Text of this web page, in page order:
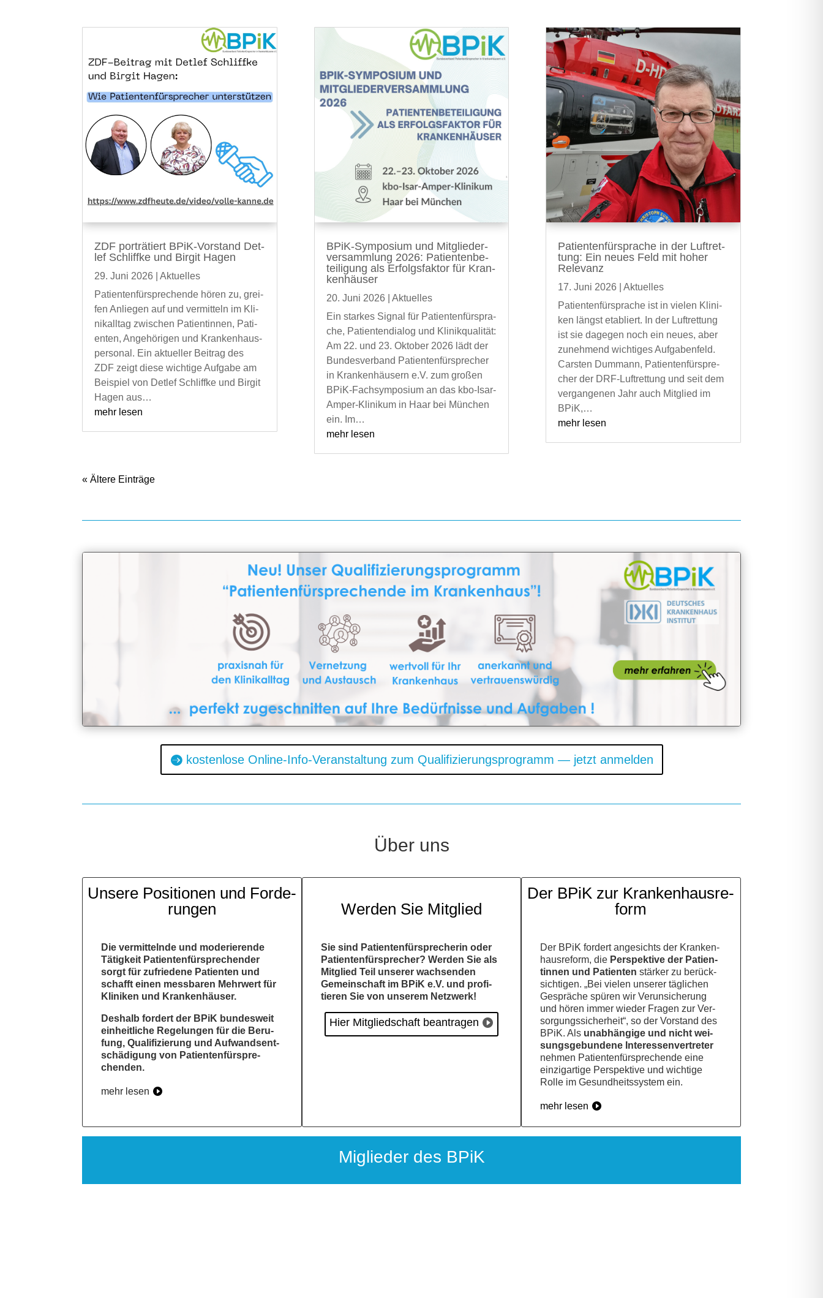
ZDF por­trä­tiert BPiK-Vor­­­stand Det­
lef Schliff­ke und Bir­git Hagen
29. Juni 2026 |Aktu­el­les
Pati­en­ten­für­spre­chen­de hören zu, grei­
fen Anlie­gen auf und ver­mit­teln im Kli­
nik­all­tag zwi­schen Pati­en­tin­nen, Pati­
en­ten, Ange­hö­ri­gen und Kran­ken­haus­
per­so­nal. Ein aktu­el­ler Bei­trag des
ZDF zeigt die­se wich­ti­ge Auf­ga­be am
Bei­spiel von Det­lef Schliff­ke und Bir­git
Hagen aus…
mehr lesen
BPiK-Sym­­­po­­si­um und Mit­glie­der­
ver­samm­lung 2026: Pati­en­ten­be­
tei­li­gung als Erfolgs­fak­tor für Kran­
ken­häu­ser
20. Juni 2026
Aktu­el­les
Ein star­kes Signal für Pati­en­ten­für­spra­
che, Pati­en­ten­dia­log und Kli­nik­qua­li­tät:
Am 22. und 23. Okto­ber 2026 lädt der
Bun­des­ver­band Pati­en­ten­für­spre­cher
in Kran­ken­häu­sern e.V. zum gro­ßen
BPiK-Fach­sym­po­si­um an das kbo-Isar-
Amper-Kli­ni­kum in Haar bei Mün­chen
ein. Im…
mehr lesen
Pati­en­ten­für­spra­che in der Luft­ret­
tung: Ein neu­es Feld mit hoher
Rele­vanz
17. Juni 2026
Aktu­el­les
Pati­en­ten­für­spra­che ist in vie­len Kli­ni­
ken längst eta­bliert. In der Luft­ret­tung
ist sie dage­gen noch ein neu­es, aber
zuneh­mend wich­ti­ges Auf­ga­ben­feld.
Cars­ten Dum­mann, Pati­en­ten­für­spre­
cher der DRF-Luft­ret­tung und seit dem
ver­gan­ge­nen Jahr auch Mit­glied im
BPiK,…
mehr lesen
« Älte­re Ein­trä­ge
kos­ten­lo­se Online-Info-Ver­an­stal­tung zum Qua­li­fi­zie­rungs­pro­gramm — jetzt anmel­den
Über uns
Unse­re Posi­tio­nen und For­de­
run­gen
Die ver­mit­teln­de und mode­rie­ren­de
Tätig­keit Pati­en­ten­für­spre­chen­der
sorgt für zufrie­de­ne Pati­en­ten und
schafft einen mess­ba­ren Mehr­wert für
Kli­ni­ken und Kran­ken­häu­ser.
Des­halb for­dert der BPiK bun­des­weit
ein­heit­li­che Rege­lun­gen für die Beru­
fung, Qua­li­fi­zie­rung und Auf­wands­ent­
schä­di­gung von Pati­en­ten­für­spre­
chen­den.
mehr lesen
Wer­den Sie Mit­glied
Sie sind Pati­en­ten­für­spre­che­rin oder
Pati­en­ten­für­spre­cher? Wer­den Sie als
Mit­glied Teil unse­rer wach­sen­den
Gemein­schaft im BPiK e.V. und pro­fi­
tie­ren Sie von unse­rem Netz­werk!
Hier Mit­glied­schaft bean­tra­gen
Der BPiK zur Kran­ken­haus­re­
form
Der BPiK for­dert ange­sichts der Kran­ken­
haus­re­form, die Per­spek­ti­ve der Pati­en­
tin­nen und Pati­en­ten stär­ker zu berück­
sich­ti­gen. „Bei vie­len unse­rer täg­li­chen
Gesprä­che spü­ren wir Ver­un­si­che­rung
und hören immer wie­der Fra­gen zur Ver­
sor­gungs­si­cher­heit“, so der Vor­stand des
BPiK. Als unab­hän­gi­ge und nicht wei­
sungs­ge­bun­de­ne Inter­es­sen­ver­tre­ter
neh­men Pati­en­ten­für­spre­chen­de eine
ein­zig­ar­ti­ge Per­spek­ti­ve und wich­ti­ge
Rol­le im Gesund­heits­sys­tem ein.
mehr lesen
Miglie­der des BPiK